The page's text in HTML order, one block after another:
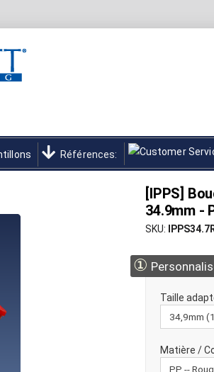
Références:
[IPPS]
34.9mm -
SKU
①
Taille
Matière /